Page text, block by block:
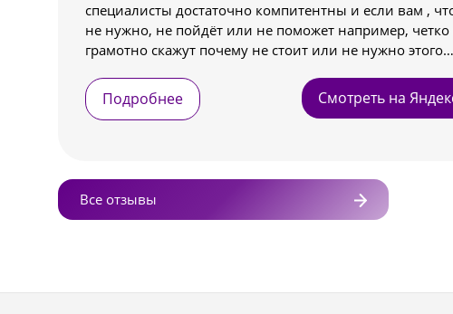
специалисты достаточно компитентны и если вам ,
не нужно, не пойдёт или не поможет например, четко
грамотно скажут почему не стоит или не нужно этого
что в итоге вы можете получить или не получить . Я в
восторге . Рекомендую.
Подробнее Смотреть на
Все отзывы